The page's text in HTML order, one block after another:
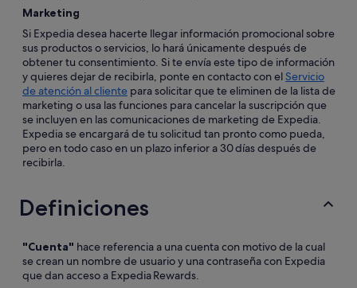
Marketing
Si Expedia desea hacerte llegar información promocional sobre
sus productos o servicios, lo hará únicamente después de
obtener tu consentimiento. Si te envía este tipo de información
y quieres dejar de recibirla, ponte en contacto con elServicio
de atención al cliente para solicitar que te eliminen de la lista de
marketing o usa las funciones para cancelar la suscripción que
se incluyen en las comunicaciones de marketing de Expedia.
Expedia se encargará de tu solicitud tan pronto como pueda,
pero en todo caso en un plazo inferior a 30 días después de
recibirla.
Definiciones
"Cuenta" hace referencia a una cuenta con motivo de la cual
se crean un nombre de usuario y una contraseña con Expedia
que dan acceso a Expedia Rewards.